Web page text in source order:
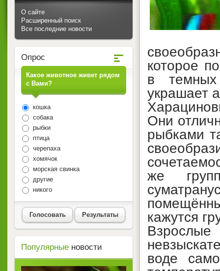
которое
в
украшает
Они
рыбками
же
кажутся
воде
О сайте
Расширенный поиск
Все последние новости
Опрос
Какое животное живет рядом
с Вами?
кошка
собака
рыбки
птица
черепаха
хомячок
морская свинка
другие
никого
Голосовать Результаты
Популярные новости